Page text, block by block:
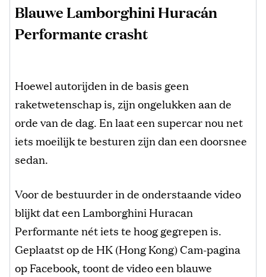
Blauwe Lamborghini Huracán
Performante crasht
Hoewel autorijden in de basis geen
raketwetenschap is, zijn ongelukken aan de
orde van de dag. En laat een supercar nou net
iets moeilijk te besturen zijn dan een doorsnee
sedan.
Voor de bestuurder in de onderstaande video
blijkt dat een Lamborghini Huracan
Performante nét iets te hoog gegrepen is.
Geplaatst op de HK (Hong Kong) Cam-pagina
op Facebook, toont de video een blauwe